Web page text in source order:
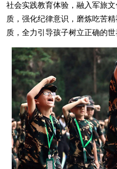
社会实践教育体验，融入军旅
质，强化纪律意识，磨炼吃苦
质，全力引导孩子树立正确的